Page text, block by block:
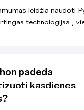
leidžia naudoti
technologijas į
padeda
kasdienes